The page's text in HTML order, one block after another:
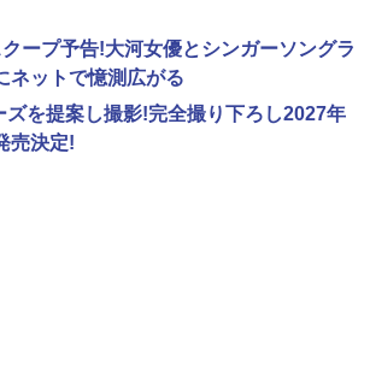
ープ予告!大河女優とシンガーソングラ
ネットで憶測広がる
ズを提案し撮影!完全撮り下ろし2027年
売決定!